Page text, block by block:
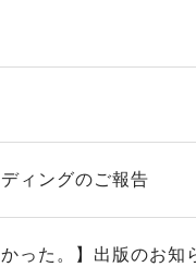
ィングのご報告
った。】出版のお知